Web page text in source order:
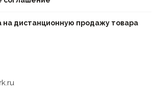
на дистанционную продажу товара